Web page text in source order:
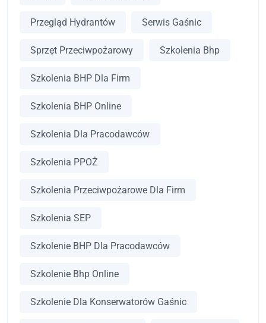
Przegląd Hydrantów Serwis Gaśnic
Sprzęt Przeciwpożarowy Szkolenia Bhp
Szkolenia BHP Dla Firm
Szkolenia BHP Online
Szkolenia Dla Pracodawców
Szkolenia PPOŻ
Szkolenia Przeciwpożarowe Dla Firm
Szkolenia SEP
Szkolenie BHP Dla Pracodawców
Szkolenie Bhp Online
Szkolenie Dla Konserwatorów Gaśnic